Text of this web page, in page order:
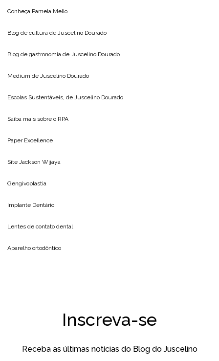
Conheça Pamela Mello
Blog de cultura de Juscelino Dourado
Blog de gastronomia de Juscelino Dourado
Medium de Juscelino Dourado
Escolas Sustentáveis, de Juscelino Dourado
Saiba mais sobre o RPA
Paper Excellence
Site Jackson Wijaya
Gengivoplastia
Implante Dentário
Lentes de contato dental
Aparelho ortodôntico
Inscreva-se
Receba as últimas notícias do Blog do Juscelino